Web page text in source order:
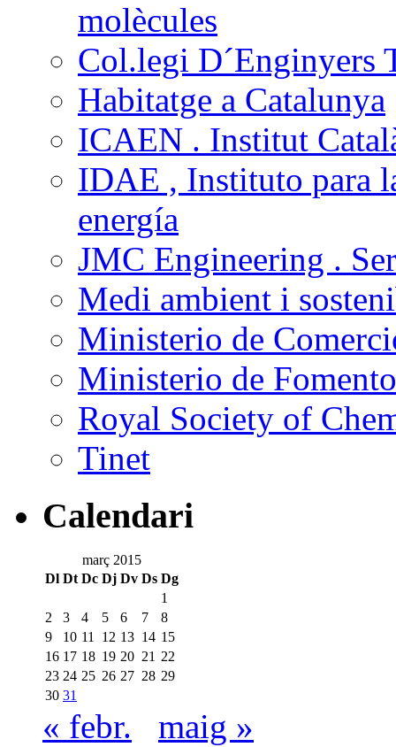
molècules
Col.legi D´Enginyers
Habitatge a Catalunya
ICAEN . Institut
IDAE , Instituto para
energía
JMC Engineering .
Medi ambient i
Ministerio de
Ministerio de Fomento
Royal Society of
Tinet
Calendari
març 2015
Dl Dt Dc Dj Dv Ds Dg
1
2
3 4 5 6 7
8
9
10 11 12 13 14 15
16 17 18 19 20 21 22
23 24 25 26 27 28 29
30 31
« febr. maig »